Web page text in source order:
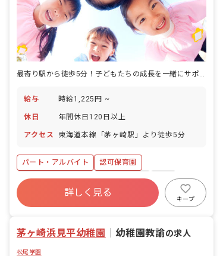
最寄り駅から徒歩5分！子どもたちの成長を一緒にサポートしませんか
給与 時給1,225円 ~
休日 年間休日120日以上
アクセス 東海道本線「茅ヶ崎駅」より徒歩5分
パート・アルバイト
認可保育園
年間休日120日以上
社会保険完備
残業少なめ
社会福祉法人
詳しく見る
キープ
茅ヶ崎浜見平幼稚園 ｜幼稚園教諭の求人
松尾学園